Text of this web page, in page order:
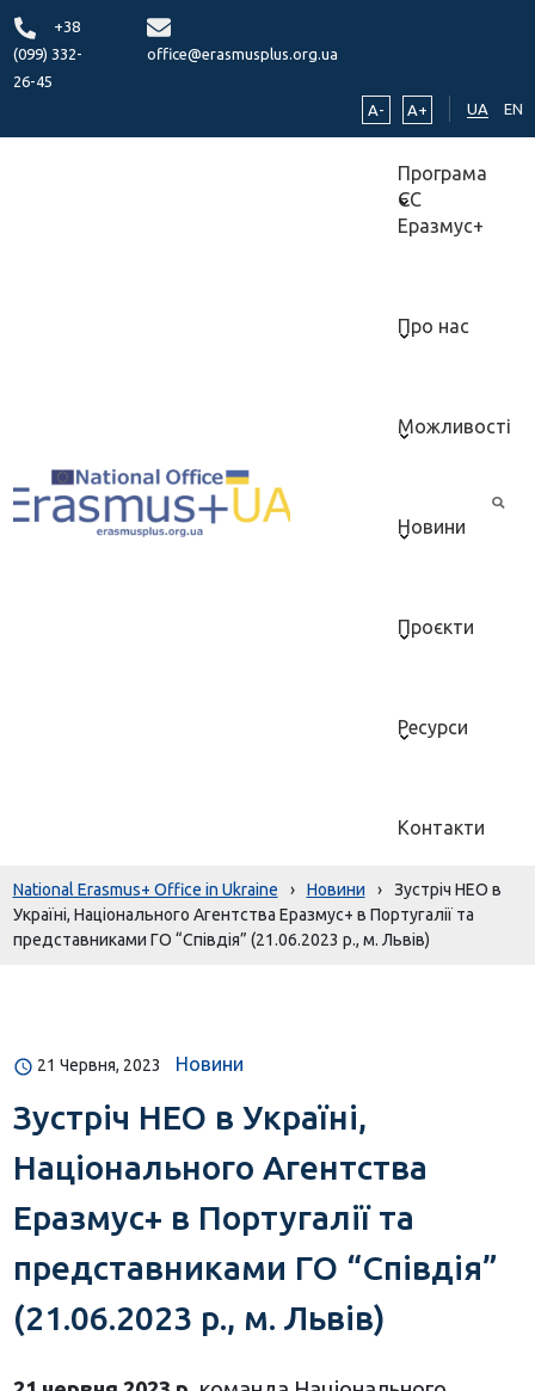
+38
(099) 332-
26-45
office@erasmusplus.org.ua
A- A+ UA EN
Програма
ЄС
Еразмус+
Про нас
Можливості
Новини
Проєкти
Ресурси
Контакти
National Erasmus+ Office in Ukraine › Новини ›
Зустріч НЕО в
Україні, Національного Агентства Еразмус+ в Португалії та
представниками ГО “Співдія” (21.06.2023 р., м. Львів)
21 Червня, 2023 Новини
Зустріч НЕО в Україні,
Національного Агентства
Еразмус+ в Португалії та
представниками ГО “Співдія”
(21.06.2023 р., м. Львів)